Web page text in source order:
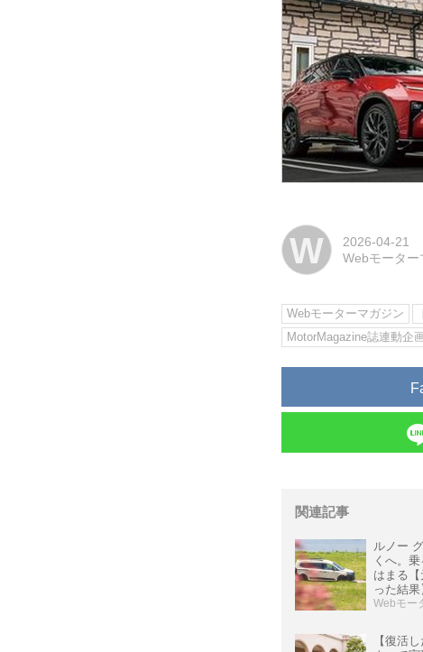
W
2026-04-21
Webモーター
Webモーターマガジン
MotorMagazine誌連動企
関連記事
ルノー
くへ。
はまる
った結果
Webモー
【復活